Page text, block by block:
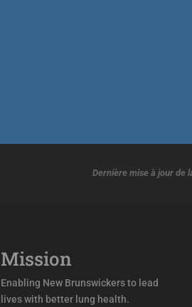
Dernière mise à jour de
Mission
Enabling New Brunswickers to lead
lives with better lung health.